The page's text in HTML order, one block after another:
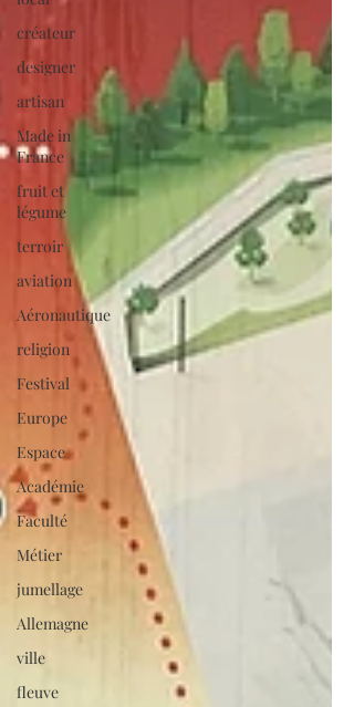
créateur
designer
artisan
Made in
France
fruit et
légume
terroir
aviation
Aéronautique
religion
Festival
Europe
Espace
Académie
Faculté
Métier
jumellage
Allemagne
ville
fleuve